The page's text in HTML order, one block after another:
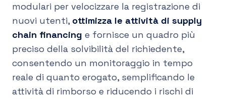
modulari per velocizzare la registrazione di
nuovi utenti, ottimizza le attività di supply
chain financing e fornisce un quadro più
preciso della solvibilità del richiedente,
consentendo un monitoraggio in tempo
reale di quanto erogato, semplificando le
attività di rimborso e riducendo i rischi di